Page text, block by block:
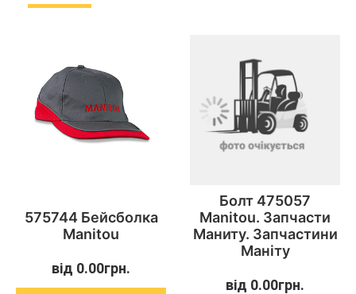
575744 Бейсболка
Manitou
від 0.00грн.
Болт 475057
Manitou. Запчасти
Маниту. Запчастини
Маніту
від 0.00грн.